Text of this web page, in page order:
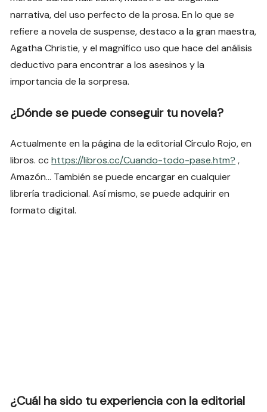
narrativa, del uso perfecto de la prosa. En lo que se
refiere a novela de suspense, destaco a la gran maestra,
Agatha Christie, y el magnífico uso que hace del análisis
deductivo para encontrar a los asesinos y la
importancia de la sorpresa.
¿Dónde se puede conseguir tu novela?
Actualmente en la página de la editorial Círculo Rojo, en
libros. cchttps://libros.cc/Cuando-todo-pase.htm? ,
Amazón… También se puede encargar en cualquier
librería tradicional. Así mismo, se puede adquirir en
formato digital.
¿Cuál ha sido tu experiencia con la editorial